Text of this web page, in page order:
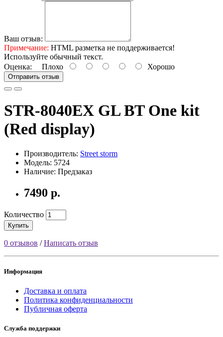
Ваш отзыв:
Примечание: HTML разметка не поддерживается!
Используйте обычный текст.
Оценка: Плохо Хорошо
Отправить отзыв
STR-8040EX GL BT One kit
(Red display)
Производитель: Street storm
Модель: 5724
Наличие: Предзаказ
7490 р.
Количество
Купить
0 отзывов /Написать отзыв
Информация
Доставка и оплата
Политика конфиденциальности
Публичная оферта
Служба поддержки